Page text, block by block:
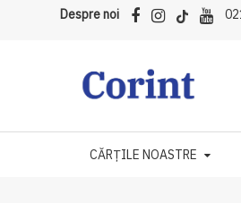
Despre noi
CĂRȚILE NOASTRE